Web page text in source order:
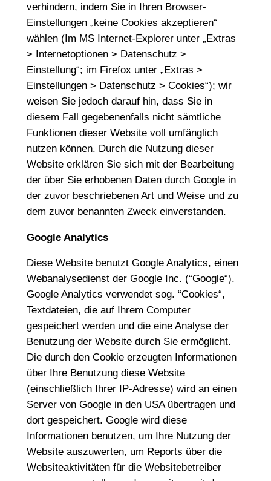
verhindern, indem Sie in Ihren Browser-
Einstellungen „keine Cookies akzeptieren“
wählen (Im MS Internet-Explorer unter „Extras
> Internetoptionen > Datenschutz >
Einstellung“; im Firefox unter „Extras >
Einstellungen > Datenschutz > Cookies“); wir
weisen Sie jedoch darauf hin, dass Sie in
diesem Fall gegebenenfalls nicht sämtliche
Funktionen dieser Website voll umfänglich
nutzen können. Durch die Nutzung dieser
Website erklären Sie sich mit der Bearbeitung
der über Sie erhobenen Daten durch Google in
der zuvor beschriebenen Art und Weise und zu
dem zuvor benannten Zweck einverstanden.
Google Analytics
Diese Website benutzt Google Analytics, einen
Webanalysedienst der Google Inc. (“Google“).
Google Analytics verwendet sog. “Cookies“,
Textdateien, die auf Ihrem Computer
gespeichert werden und die eine Analyse der
Benutzung der Website durch Sie ermöglicht.
Die durch den Cookie erzeugten Informationen
über Ihre Benutzung diese Website
(einschließlich Ihrer IP-Adresse) wird an einen
Server von Google in den USA übertragen und
dort gespeichert. Google wird diese
Informationen benutzen, um Ihre Nutzung der
Website auszuwerten, um Reports über die
Websiteaktivitäten für die Websitebetreiber